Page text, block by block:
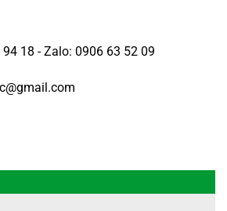
18 - Zalo: 0906 63 52 09